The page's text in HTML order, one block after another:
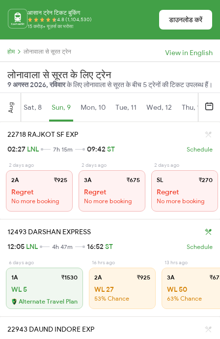
आसान ट्रेन टिकट बुकिंग
4.8 (1,104,530)
15 करोड़+ यूज़र्स का भरोसा
डाउनलोड करें
होम लोनावाला से सूरत ट्रेन View in English
लोनावाला से सूरत के लिए ट्रेन
9 अगस्त 2026, रविवारके लिए लोनावाला से सूरत के बीच 5 ट्रेनों की टिकट उपलब्ध हैं।
Aug Sat, 8 Sun, 9 Mon, 10 Tue, 11 Wed, 12 Thu, 13
22718 RAJKOT SF EXP
02:27 LNL 7h 15m 09:42 ST Schedule
2 days ago
2A ₹925
Regret
No more booking
2 days ago
3A ₹675
Regret
No more booking
2 days ago
SL ₹270
Regret
No more booking
12493 DARSHAN EXPRESS
12:05 LNL 4h 47m 16:52 ST Schedule
6 days ago
1A ₹1530
WL 5
Alternate Travel Plan
16 hrs ago
2A ₹925
WL 27
53% Chance
13 hrs ago
3A
WL 50
63% Chance
22943 DAUND INDORE EXP